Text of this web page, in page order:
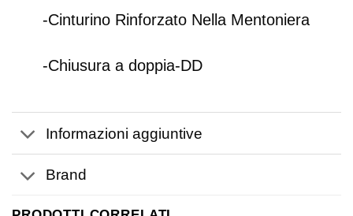
-Cinturino Rinforzato Nella Mentoniera
-Chiusura a doppia-DD
Informazioni aggiuntive
Brand